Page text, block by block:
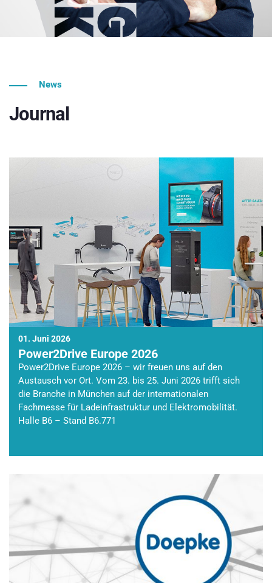
News
Journal
01. Juni 2026
Power2Drive Europe 2026
Power2Drive Europe 2026 – wir freuen uns auf den
Austausch vor Ort. Vom 23. bis 25. Juni 2026 trifft sich
die Branche in München auf der internationalen
Fachmesse für Ladeinfrastruktur und Elektromobilität.
Halle B6 – Stand B6.771